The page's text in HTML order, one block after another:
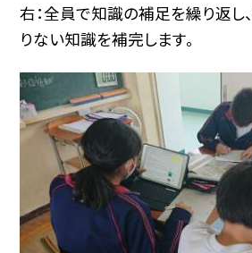
右：全員で知識の補足を繰り返し
りない知識を補完します。